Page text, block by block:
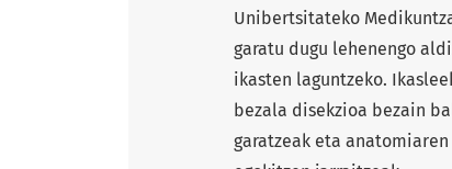
Unibertsitateko
garatu dugu lehenengo
ikasten laguntzeko.
bezala disekzioa bezain
garatzeak eta